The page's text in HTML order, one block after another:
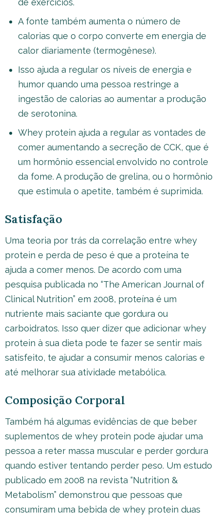
de exercícios.
A fonte também aumenta o número de
calorias que o corpo converte em energia de
calor diariamente (termogênese).
Isso ajuda a regular os níveis de energia e
humor quando uma pessoa restringe a
ingestão de calorias ao aumentar a produção
de serotonina.
Whey protein ajuda a regular as vontades de
comer aumentando a secreção de CCK, que é
um hormônio essencial envolvido no controle
da fome. A produção de grelina, ou o hormônio
que estimula o apetite, também é suprimida.
Satisfação
Uma teoria por trás da correlação entre whey
protein e perda de peso é que a proteína te
ajuda a comer menos. De acordo com uma
pesquisa publicada no “The American Journal of
Clinical Nutrition” em 2008, proteína é um
nutriente mais saciante que gordura ou
carboidratos. Isso quer dizer que adicionar whey
protein à sua dieta pode te fazer se sentir mais
satisfeito, te ajudar a consumir menos calorias e
até melhorar sua atividade metabólica.
Composição Corporal
Também há algumas evidências de que beber
suplementos de whey protein pode ajudar uma
pessoa a reter massa muscular e perder gordura
quando estiver tentando perder peso. Um estudo
publicado em 2008 na revista “Nutrition &
Metabolism” demonstrou que pessoas que
consumiram uma bebida de whey protein duas